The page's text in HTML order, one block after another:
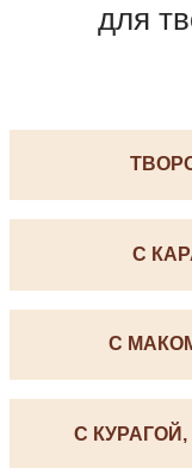
для
С
С
С